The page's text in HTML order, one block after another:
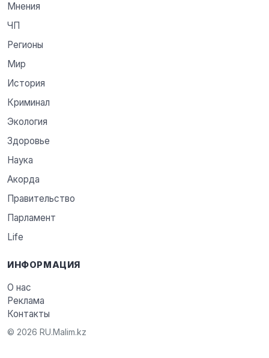
Мнения
ЧП
Регионы
Мир
История
Криминал
Экология
Здоровье
Наука
Акорда
Правительство
Парламент
Life
ИНФОРМАЦИЯ
О нас
Реклама
Контакты
© 2026 RU.Malim.kz